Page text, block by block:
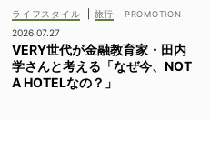
ライフスタイル
旅行
2026.07.27
VERY世代が金融教育家・田内
学さんと考える「なぜ今、NOT
A HOTELなの？」